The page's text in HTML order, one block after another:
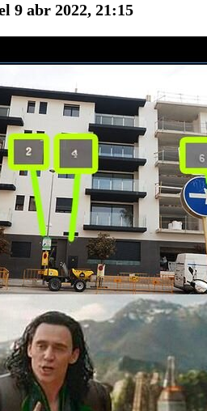
9 abr 2022, 21:15